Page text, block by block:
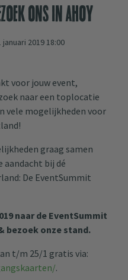
ons in AHOY
januari 2019 18:00
voor jouw event,
naar een toplocatie
vele mogelijkheden voor
graag samen
aandacht bij dé
De EventSummit
naar de EventSummit
bezoek onze stand.
t/m 25/1 gratis via:
.